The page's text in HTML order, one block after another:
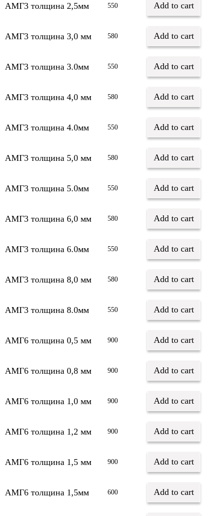
АМГ3 толщина 2,5мм 550 Add to cart
АМГ3 толщина 3,0 мм 580 Add to cart
АМГ3 толщина 3.0мм 550 Add to cart
АМГ3 толщина 4,0 мм 580 Add to cart
АМГ3 толщина 4.0мм 550 Add to cart
АМГ3 толщина 5,0 мм 580 Add to cart
АМГ3 толщина 5.0мм 550 Add to cart
АМГ3 толщина 6,0 мм 580 Add to cart
АМГ3 толщина 6.0мм 550 Add to cart
АМГ3 толщина 8,0 мм 580 Add to cart
АМГ3 толщина 8.0мм 550 Add to cart
АМГ6 толщина 0,5 мм 900 Add to cart
АМГ6 толщина 0,8 мм 900 Add to cart
АМГ6 толщина 1,0 мм 900 Add to cart
АМГ6 толщина 1,2 мм 900 Add to cart
АМГ6 толщина 1,5 мм 900 Add to cart
АМГ6 толщина 1,5мм 600 Add to cart